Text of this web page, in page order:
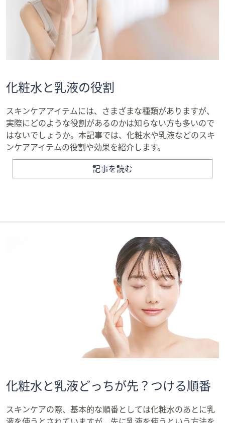
化粧水と乳液の役割
スキンケアアイテムには、さまざまな種類がありますが、
実際にどのような役割があるのかは知らない方も多いので
はないでしょうか。本記事では、化粧水や乳液などのスキ
ンケアアイテムの役割や効果を紹介します。
記事を読む
化粧水と乳液どっちが先？つける順番
スキンケアの際、基本的な順番としては化粧水のあとに乳